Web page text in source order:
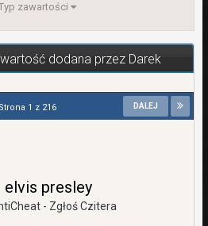
zawartości
dodana przez Darek
DALEJ
Strona 1 z 216
elvis presley
- Zgłoś Czitera